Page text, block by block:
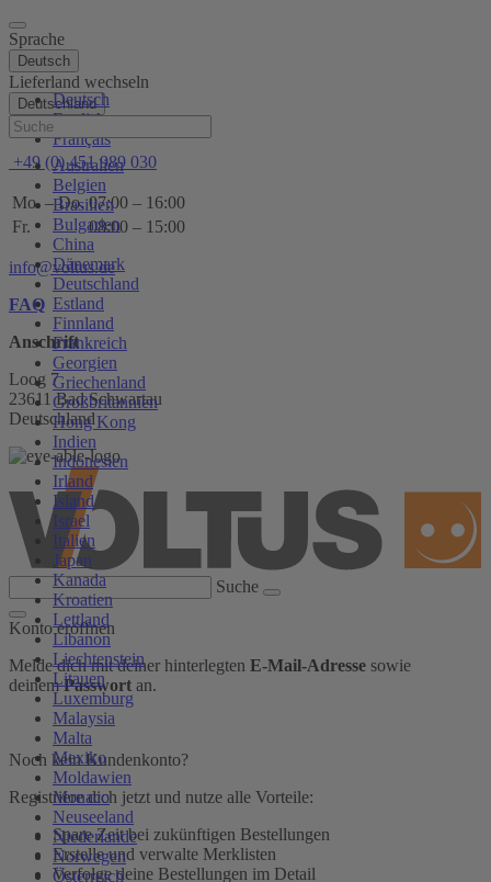
Sprache
Deutsch
Deutsch
English
Français
Lieferland wechseln
Deutschland
Australien
Belgien
Brasilien
Bulgarien
China
Dänemark
Deutschland
Estland
Finnland
Frankreich
Georgien
Griechenland
Großbritannien
Hong Kong
Indien
Indonesien
Irland
Island
Israel
Italien
Japan
Kanada
Kroatien
Lettland
Libanon
Liechtenstein
Litauen
Luxemburg
Malaysia
Malta
Mexiko
Moldawien
Monaco
Neuseeland
Niederlande
Norwegen
Österreich
Hilfe
+49 (0) 451 989 030
Mo. – Do. 07:00 – 16:00
Fr.
08:00 – 15:00
info@voltus.de
FAQ
Anschrift
Loog 7
23611 Bad Schwartau
Deutschland
Suche
Konto eröffnen
Melde dich mit deiner hinterlegten E-Mail-Adresse sowie
deinemPasswort an.
Noch kein Kundenkonto?
Registriere dich jetzt und nutze alle Vorteile:
Spare Zeit bei zukünftigen Bestellungen
Erstelle und verwalte Merklisten
Verfolge deine Bestellungen im Detail